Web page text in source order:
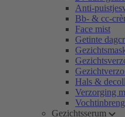
Anti-
Bb- & cc-
Face mist
Getinte
Hals &
Verzorging
Gezichtsserum